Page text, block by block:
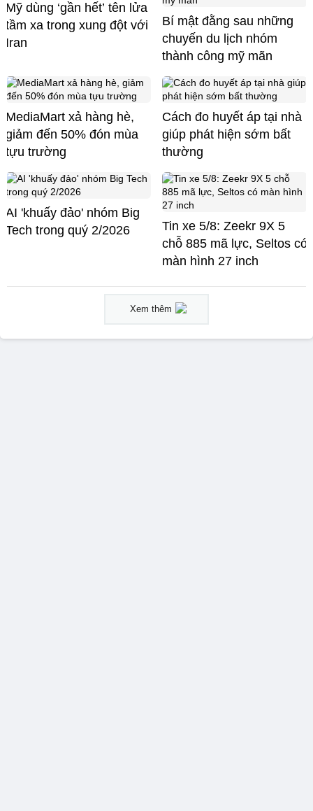
Mỹ dùng ‘gần hết’ tên lửa
tầm xa trong xung đột với
Iran
Bí mật đằng sau những
chuyến du lịch nhóm
thành công mỹ mãn
MediaMart xả hàng hè,
giảm đến 50% đón mùa
tựu trường
Cách đo huyết áp tại nhà
giúp phát hiện sớm bất
thường
AI 'khuấy đảo' nhóm Big
Tech trong quý 2/2026
Tin xe 5/8: Zeekr 9X 5
chỗ 885 mã lực, Seltos có
màn hình 27 inch
Xem thêm